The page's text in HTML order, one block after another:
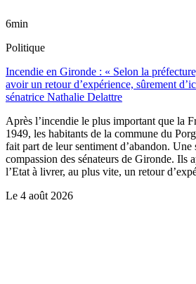
6min
Politique
Incendie en Gironde : « Selon la
avoir un retour d’expérience, sûrement
sénatrice Nathalie Delattre
Après l’incendie le plus important que la
1949, les habitants de la commune du
fait part de leur sentiment d’abandon.
compassion des sénateurs de Gironde. Ils
l’Etat à livrer, au plus vite, un retour
Le 4 août 2026